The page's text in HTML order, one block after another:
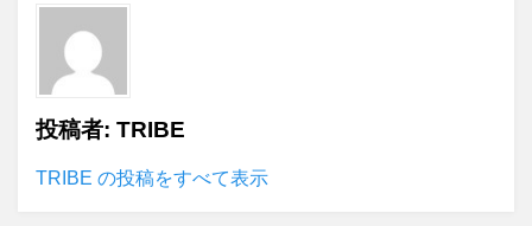
投稿者: TRIBE
TRIBE の投稿をすべて表示